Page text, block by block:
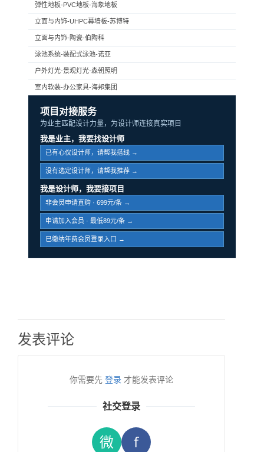
弹性地板-PVC地板-海象地板
立面与内饰-UHPC幕墙板-苏博特
立面与内饰-陶瓷-伯陶科
泳池系统-装配式泳池-诺亚
户外灯光-景观灯光-森朝照明
室内软装-办公家具-海邦集团
项目对接服务
为业主匹配设计力量，为设计师连接真实项目
我是业主，我要找设计师
已有心仪设计师，请帮我搭线 →
没有选定设计师，请帮我推荐 →
我是设计师，我要接项目
非会员申请直购 · 699元/条 →
申请加入会员 · 最低89元/条 →
已缴纳年费会员登录入口 →
发表评论
你需要先 登录 才能发表评论
社交登录
微 f